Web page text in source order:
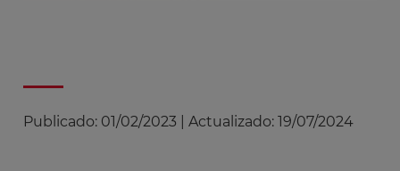
Publicado: 01/02/2023 Actualizado: 19/07/2024